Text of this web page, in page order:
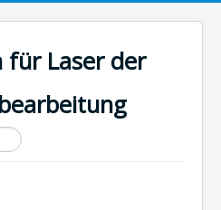
für Laser der